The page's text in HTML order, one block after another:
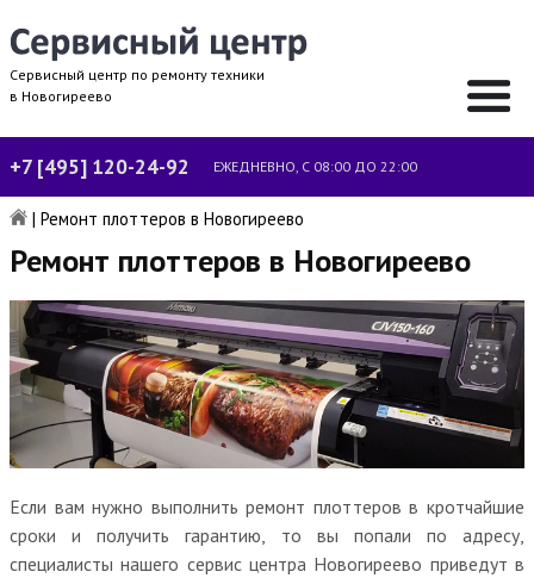
Сервисный центр по ремонту техники
в Новогиреево
+7 [495] 120-24-92 ЕЖЕДНЕВНО, С 08:00 ДО 22:00
| Ремонт плоттеров в Новогиреево
Ремонт плоттеров в Новогиреево
Если вам нужно выполнить ремонт плоттеров в кротчайшие
сроки и получить гарантию, то вы попали по адресу,
специалисты нашего сервис центра Новогиреево приведут в